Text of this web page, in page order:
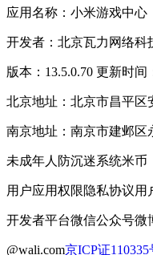
应用名称：小米游戏中心
开发者：北京瓦力网络科
版本：13.5.0.70 更新时间
北京地址：北京市昌平区
南京地址：南京市建邺区
未成年人防沉迷系统米币
用户应用权限隐私协议用
开发者平台微信公众号微
@wali.com京ICP证110335